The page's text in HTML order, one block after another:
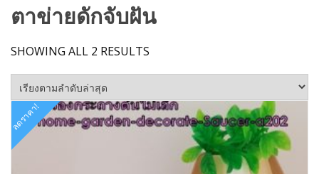
ตาข่ายดักจับฝัน
SHOWING ALL 2 RESULTS
ลดราคา!